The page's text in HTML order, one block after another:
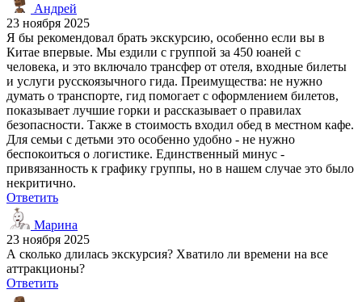
Андрей
23 ноября 2025
Я бы рекомендовал брать экскурсию, особенно если вы в
Китае впервые. Мы ездили с группой за 450 юаней с
человека, и это включало трансфер от отеля, входные билеты
и услуги русскоязычного гида. Преимущества: не нужно
думать о транспорте, гид помогает с оформлением билетов,
показывает лучшие горки и рассказывает о правилах
безопасности. Также в стоимость входил обед в местном кафе.
Для семьи с детьми это особенно удобно - не нужно
беспокоиться о логистике. Единственный минус -
привязанность к графику группы, но в нашем случае это было
некритично.
Ответить
Марина
23 ноября 2025
А сколько длилась экскурсия? Хватило ли времени на все
аттракционы?
Ответить